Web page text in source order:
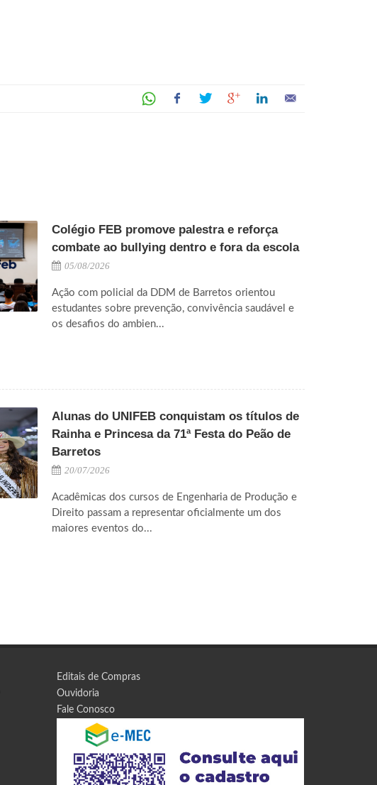
Colégio FEB promove palestra e reforça
combate ao bullying dentro e fora da escola
05/08/2026
Ação com policial da DDM de Barretos orientou
estudantes sobre prevenção, convivência saudável e
os desafios do ambien...
Alunas do UNIFEB conquistam os títulos de
Rainha e Princesa da 71ª Festa do Peão de
Barretos
20/07/2026
Acadêmicas dos cursos de Engenharia de Produção e
Direito passam a representar oficialmente um dos
maiores eventos do...
Editais de Compras
Ouvidoria
Fale Conosco